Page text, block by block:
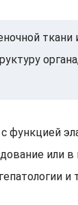
или